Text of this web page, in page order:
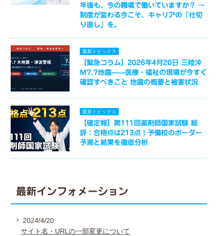
年後も、今の職場で働いていますか？ ～
制度が変わる今こそ、キャリアの「仕切
り直し」を。
最新トピックス
【緊急コラム】2026年4月20日 三陸沖
M7.7地震——医療・福祉の現場が今すぐ
確認すべきこと 地震の概要と被害状況
最新トピックス
【確定報】第111回薬剤師国家試験 総
評：合格点は213点！予備校のボーダー
予測と結果を徹底分析
最新インフォメーション
2024/4/20
サイト名・URLの一部変更について